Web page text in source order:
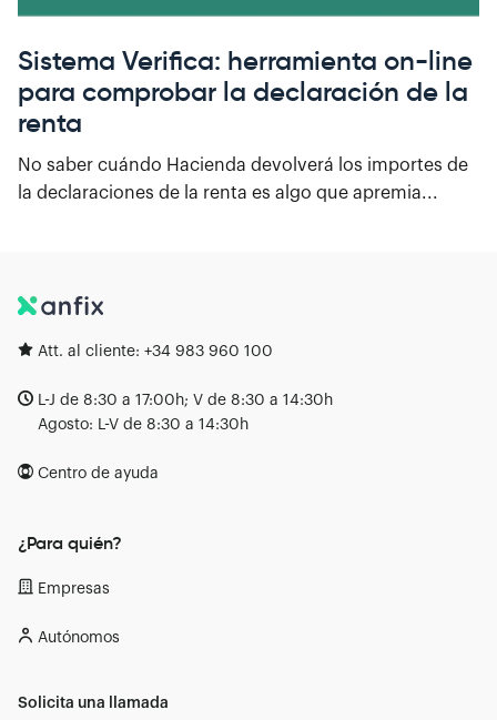
Sistema Verifica: herramienta on-line
para comprobar la declaración de la
renta
No saber cuándo Hacienda devolverá los importes de
la declaraciones de la renta es algo que apremia...
Att. al cliente: +34 983 960 100
L-J de 8:30 a 17:00h; V de 8:30 a 14:30h
Agosto: L-V de 8:30 a 14:30h
Centro de ayuda
¿Para quién?
Empresas
Autónomos
Solicita una llamada